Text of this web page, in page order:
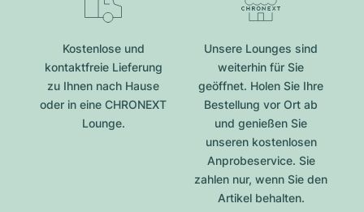
Kostenlose und
kontaktfreie Lieferung
zu Ihnen nach Hause
oder in eine CHRONEXT
Lounge.
Unsere Lounges sind
weiterhin für Sie
geöffnet. Holen Sie Ihre
Bestellung vor Ort ab
und genießen Sie
unseren kostenlosen
Anprobeservice. Sie
zahlen nur, wenn Sie den
Artikel behalten.